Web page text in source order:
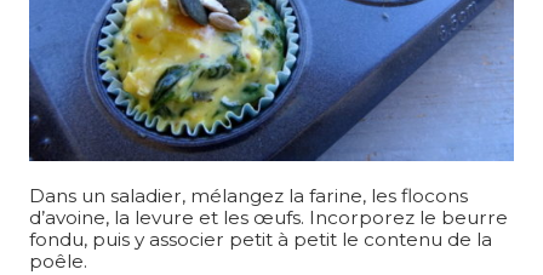
Dans un saladier, mélangez la farine, les flocons
d’avoine, la levure et les œufs. Incorporez le beurre
fondu, puis y associer petit à petit le contenu de la
poêle.